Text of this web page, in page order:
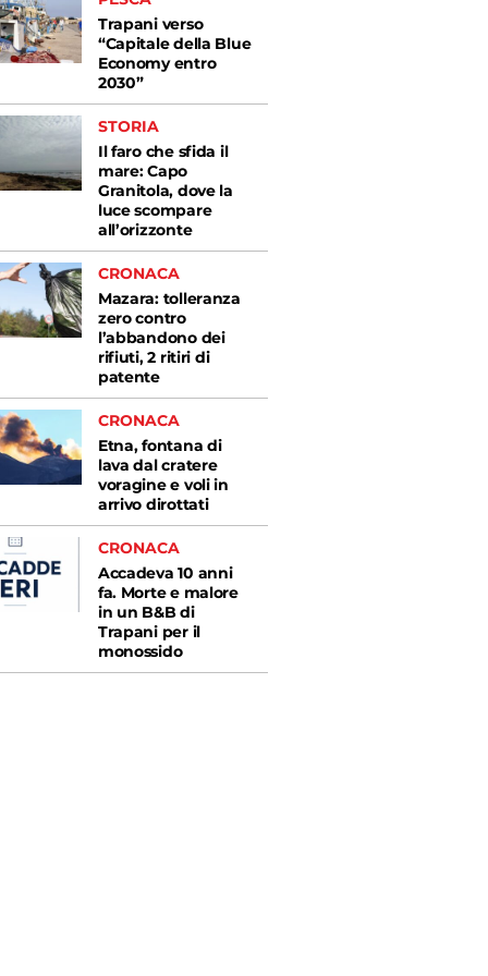
Trapani verso
“Capitale della Blue
Economy entro
2030”
STORIA
Il faro che sfida il
mare: Capo
Granitola, dove la
luce scompare
all’orizzonte
CRONACA
Mazara: tolleranza
zero contro
l’abbandono dei
rifiuti, 2 ritiri di
patente
CRONACA
Etna, fontana di
lava dal cratere
voragine e voli in
arrivo dirottati
CRONACA
Accadeva 10 anni
fa. Morte e malore
in un B&B di
Trapani per il
monossido